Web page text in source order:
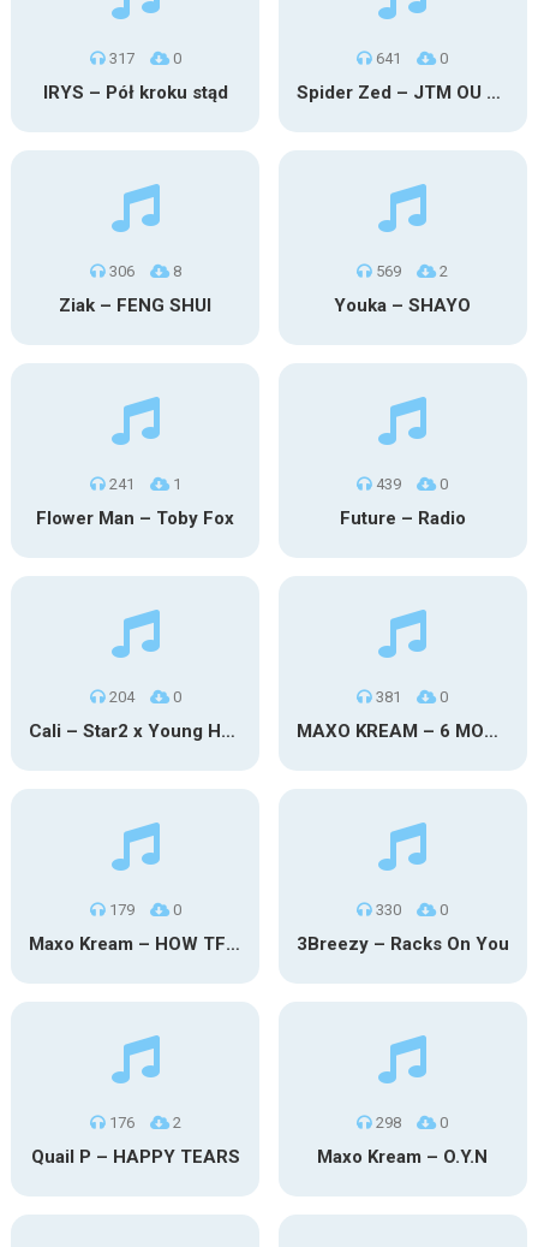
317 0
IRYS – Pół kroku stąd
641 0
Spider Zed – JTM OU TG
306 8
Ziak – FENG SHUI
569 2
Youka – SHAYO
241 1
Flower Man – Toby Fox
439 0
Future – Radio
204 0
Cali – Star2 x Young Henny
381 0
MAXO KREAM – 6 MONTHS CLEAN
179 0
Maxo Kream – HOW TF I’M LUCKY
330 0
3Breezy – Racks On You
176 2
Quail P – HAPPY TEARS
298 0
Maxo Kream – O.Y.N